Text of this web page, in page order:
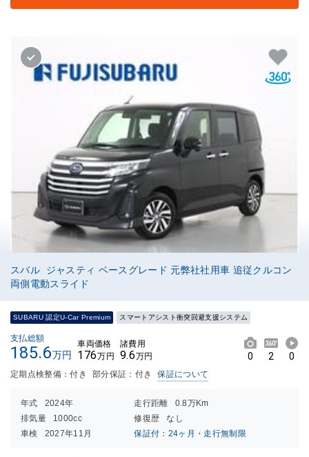
スバル ジャスティ ベースグレード 元弊社社用車 追従クルコン
両側電動スライド
SUBARU 認定U-Car Premium スマートアシスト衝突回避支援システム
支払総額
185.6万円
車両価格
176万円
諸費用
9.6万円 0 2 0
定期点検整備：付き 部分保証：付き 保証について
年式 2024年 走行距離
0.8万Km
排気量
1000cc 修復歴
なし
車検
2027年11月 保証付：24ヶ月・走行無制限